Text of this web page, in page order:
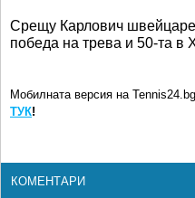
Срещу Карлович
победа на трева и 50-та в
Мобилната версия на
ТУК!
КОМЕНТАРИ